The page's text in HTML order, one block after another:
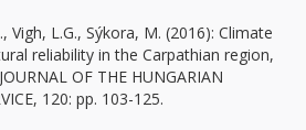
Vigh, L.G., Sýkora, M. (2016): Climate
reliability in the Carpathian region,
OF THE HUNGARIAN
120: pp. 103-125.